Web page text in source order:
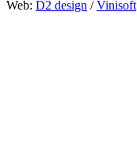
Web: D2 design /Vinisoft